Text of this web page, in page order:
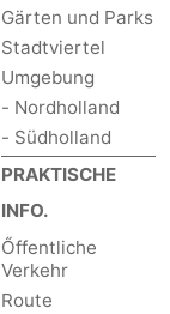
Gärten und Parks
Stadtviertel
Umgebung
- Nordholland
- Südholland
PRAKTISCHE
INFO.
Őffentliche
Verkehr
Route